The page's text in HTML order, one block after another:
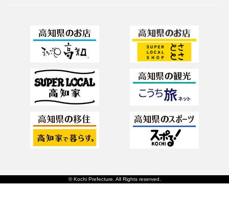
© Kochi Prefecture. All Rights reserved.